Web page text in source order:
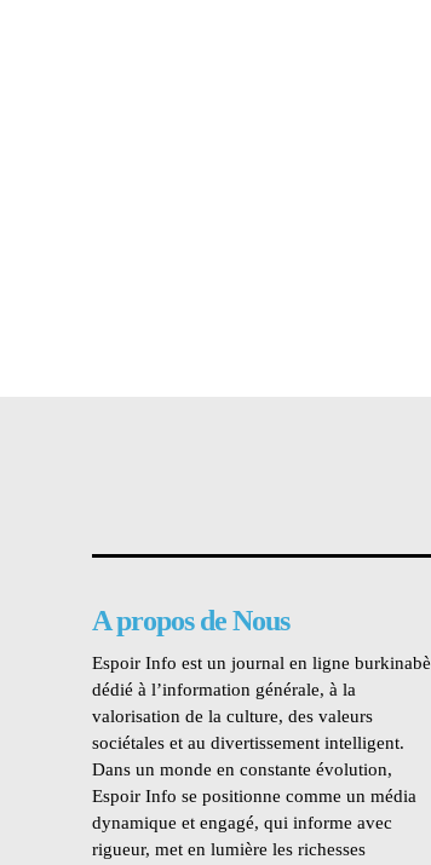
A propos de Nous
Espoir Info est un journal en ligne burkinabè
dédié à l’information générale, à la
valorisation de la culture, des valeurs
sociétales et au divertissement intelligent.
Dans un monde en constante évolution,
Espoir Info se positionne comme un média
dynamique et engagé, qui informe avec
rigueur, met en lumière les richesses